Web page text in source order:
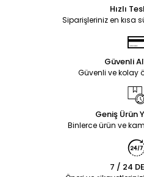
Hızlı
Siparişleriniz en kısa
Güvenli
Güvenli ve kolay
Geniş Ürün
Binlerce ürün ve
7 / 24